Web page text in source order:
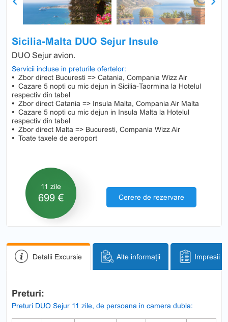
Sicilia-Malta DUO Sejur Insule
DUO Sejur avion.
Servicii incluse in preturile ofertelor:
• Zbor direct Bucuresti => Catania, Compania Wizz Air
• Cazare 5 nopti cu mic dejun in Sicilia-Taormina la Hotelul
respectiv din tabel
• Zbor direct Catania => Insula Malta, Compania Air Malta
• Cazare 5 nopti cu mic dejun in Insula Malta la Hotelul
respectiv din tabel
• Zbor direct Malta => Bucuresti, Compania Wizz Air
• Toate taxele de aeroport
11 zile
699 € Cerere de rezervare
Previous Next
Detalii Excursie Alte informații Impresii
Preturi:
Preturi DUO Sejur 11 zile, de persoana in camera dubla: